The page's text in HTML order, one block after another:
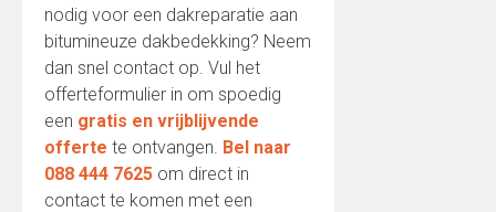
nodig voor een dakreparatie aan
bitumineuze dakbedekking? Neem
dan snel contact op. Vul het
offerteformulier in om spoedig
een gratis en vrijblijvende
offerte te ontvangen. Bel naar
088 444 7625 om direct in
contact te komen met een